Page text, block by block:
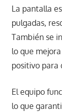
La pantalla
pulgadas,
También se
lo que
positivo para
El equipo
lo que